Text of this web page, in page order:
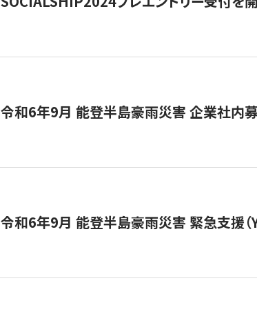
令和6年9月 能登半島豪雨災害 企業社内
令和6年9月 能登半島豪雨災害 緊急支援（